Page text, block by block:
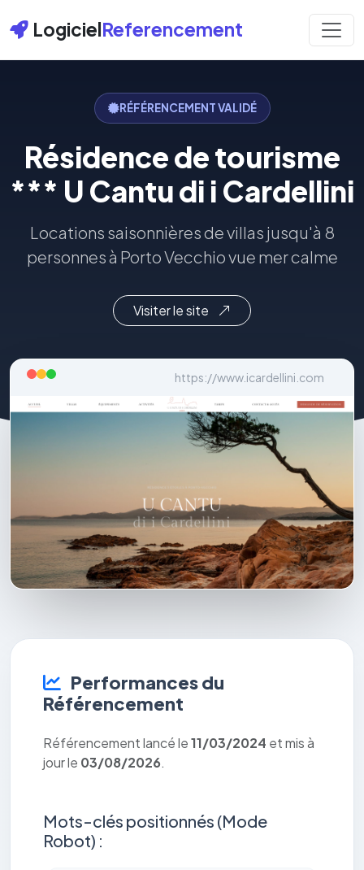
LogicielReferencement
RÉFÉRENCEMENT VALIDÉ
Résidence de tourisme
*** U Cantu di i Cardellini
Locations saisonnières de villas jusqu'à 8
personnes à Porto Vecchio vue mer calme
Visiter le site
https://www.icardellini.com
Performances du
Référencement
Référencement lancé le11/03/2024 et mis à
jour le 03/08/2026.
Mots-clés positionnés (Mode
Robot) :